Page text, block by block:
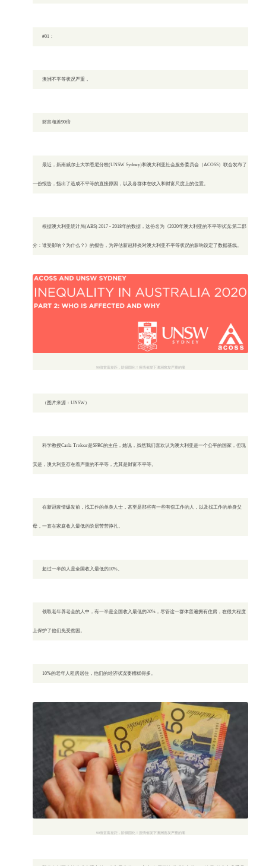
#01：
澳洲不平等状况严重，
财富相差90倍
最近，新南威尔士大学悉尼分校(UNSW Sydney)和澳大利亚社会服务委员会（ACOSS）联合发布了
一份报告，指出了造成不平等的直接原因，以及各群体在收入和财富尺度上的位置。
根据澳大利亚统计局(ABS) 2017 - 2018年的数据，这份名为《2020年澳大利亚的不平等状况:第二部
分：谁受影响？为什么？》的报告，为评估新冠肺炎对澳大利亚不平等状况的影响设定了数据基线。
90倍贫富差距，阶级固化！疫情催发下澳洲愈发严重的痛
（图片来源：UNSW）
科学教授Carla Treloar是SPRC的主任，她说，虽然我们喜欢认为澳大利亚是一个公平的国家，但现
实是，澳大利亚存在着严重的不平等，尤其是财富不平等。
在新冠疫情爆发前，找工作的单身人士，甚至是那些有一些有偿工作的人，以及找工作的单身父
母，一直在家庭收入最低的阶层苦苦挣扎。
超过一半的人是全国收入最低的10%。
领取老年养老金的人中，有一半是全国收入最低的20%，尽管这一群体普遍拥有住房，在很大程度
上保护了他们免受贫困。
10%的老年人租房居住，他们的经济状况要糟糕得多。
90倍贫富差距，阶级固化！疫情催发下澳洲愈发严重的痛